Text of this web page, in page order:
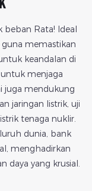
beban Rata! Ideal
memastikan
keandalan di
menjaga
juga mendukung
jaringan listrik, uji
tenaga nuklir.
dunia, bank
menghadirkan
daya yang krusial.